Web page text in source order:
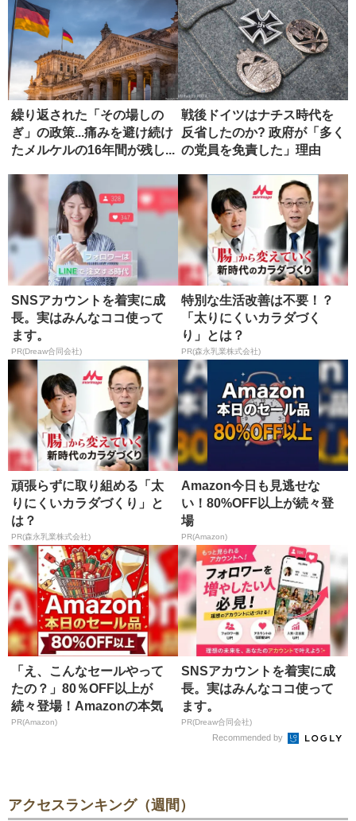
繰り返された「その場しの
ぎ」の政策...痛みを避け続け
たメルケルの16年間が残し...
戦後ドイツはナチス時代を
反省したのか? 政府が「多く
の党員を免責した」理由
SNSアカウントを着実に成
長。実はみんなココ使って
ます。
PR(Dreaw合同会社)
特別な生活改善は不要！？
「太りにくいカラダづく
り」とは？
PR(森永乳業株式会社)
頑張らずに取り組める「太
りにくいカラダづくり」と
は？
PR(森永乳業株式会社)
Amazon今日も見逃せな
い！80%OFF以上が続々登
場
PR(Amazon)
「え、こんなセールやって
たの？」80％OFF以上が
続々登場！Amazonの本気
が...
PR(Amazon)
SNSアカウントを着実に成
長。実はみんなココ使って
ます。
PR(Dreaw合同会社)
Recommended by
アクセスランキング（週間）